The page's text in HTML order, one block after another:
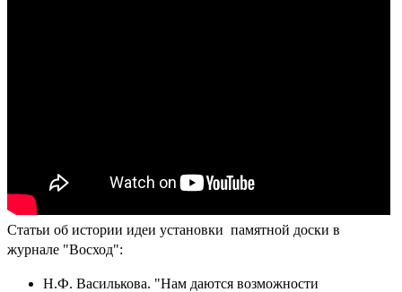
Статьи об истории идеи установки памятной доски в
журнале "Восход":
Н.Ф. Василькова. "Нам даются возможности